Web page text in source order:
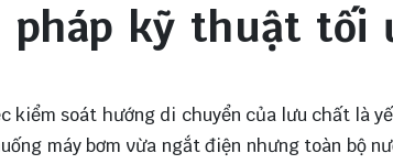
pháp kỹ thuật tối
kiểm soát hướng di chuyển của lưu chất là
máy bơm vừa ngắt điện nhưng toàn bộ